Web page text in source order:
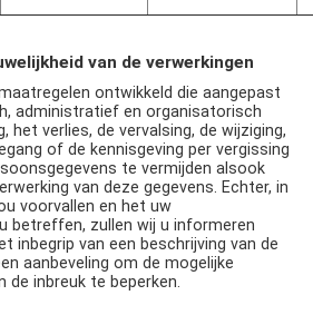
van de verwerkingen
ontwikkeld die aangepast
administratief en organisatorisch
het verlies, de vervalsing, de wijziging,
of de kennisgeving per vergissing
te vermijden alsook
van deze gegevens. Echter, in
voorvallen en het uw
betreffen, zullen wij u informeren
inbegrip van een beschrijving van de
aanbeveling om de mogelijke
de inbreuk te beperken.